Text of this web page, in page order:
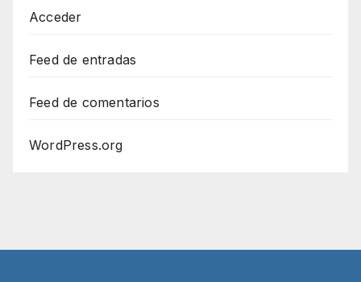
Acceder
Feed de entradas
Feed de comentarios
WordPress.org